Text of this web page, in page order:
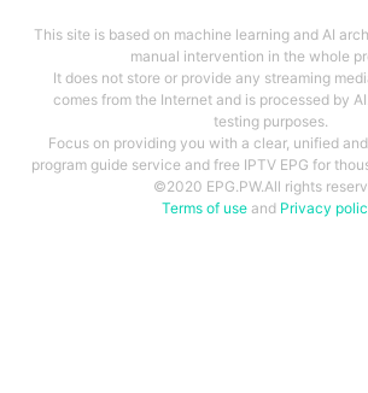
This site is based on machine learning and AI
manual intervention in the whole
It does not store or provide any streaming
comes from the Internet and is processed by
testing purposes.
Focus on providing you with a clear, unified
program guide service and free IPTV EPG for
©2020 EPG.PW.All rights
Terms of useand Privacy